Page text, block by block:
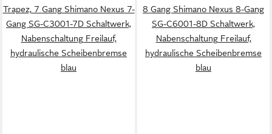
Trapez, 7 Gang Shimano Nexus 7-
Gang SG-C3001-7D Schaltwerk,
Nabenschaltung Freilauf,
hydraulische Scheibenbremse
blau
8 Gang Shimano Nexus 8-Gang
SG-C6001-8D Schaltwerk,
Nabenschaltung Freilauf,
hydraulische Scheibenbremse
blau